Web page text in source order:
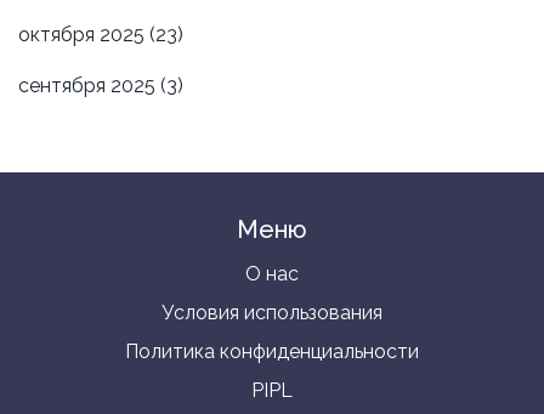
октября 2025 (23)
сентября 2025 (3)
Меню
О нас
Условия использования
Политика конфиденциальности
PIPL